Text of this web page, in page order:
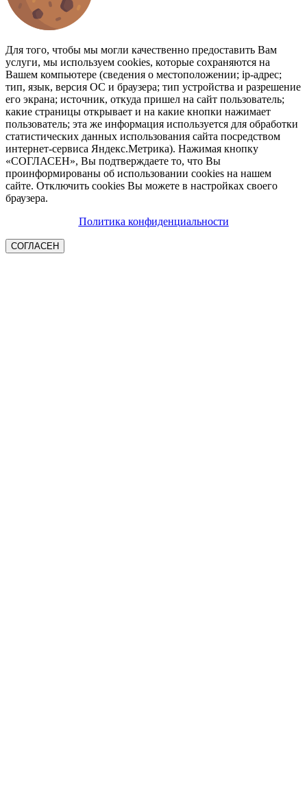
Для того, чтобы мы могли качественно предоставить Вам
услуги, мы используем cookies, которые сохраняются на
Вашем компьютере (сведения о местоположении; ip-адрес;
тип, язык, версия ОС и браузера; тип устройства и разрешение
его экрана; источник, откуда пришел на сайт пользователь;
какие страницы открывает и на какие кнопки нажимает
пользователь; эта же информация используется для обработки
статистических данных использования сайта посредством
интернет-сервиса Яндекс.Метрика). Нажимая кнопку
«СОГЛАСЕН», Вы подтверждаете то, что Вы
проинформированы об использовании cookies на нашем
сайте. Отключить cookies Вы можете в настройках своего
браузера.
Политика конфиденциальности
СОГЛАСЕН